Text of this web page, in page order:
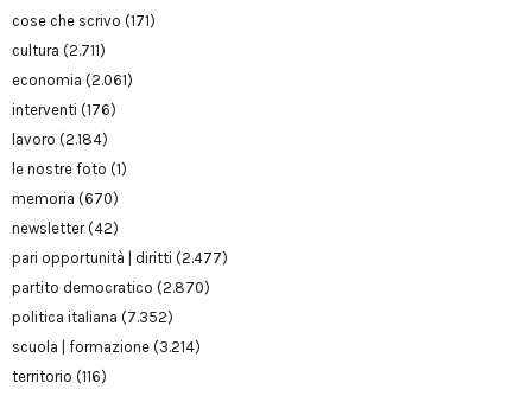
cose che scrivo (171)
cultura (2.711)
economia (2.061)
interventi (176)
lavoro (2.184)
le nostre foto (1)
memoria (670)
newsletter(42)
pari opportunità | diritti (2.477)
partito democratico (2.870)
politica italiana (7.352)
scuola | formazione (3.214)
territorio (116)